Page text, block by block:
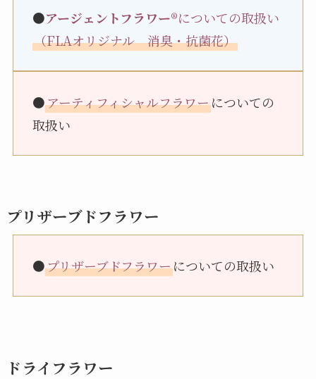
●アージェントフラワー®についての取扱い
（FLAオリジナル 消臭・抗菌花）
●アーティフィシャルフラワーについての
取扱い
プリザーブドフラワー
●プリザーブドフラワーについての取扱い
ドライフラワー